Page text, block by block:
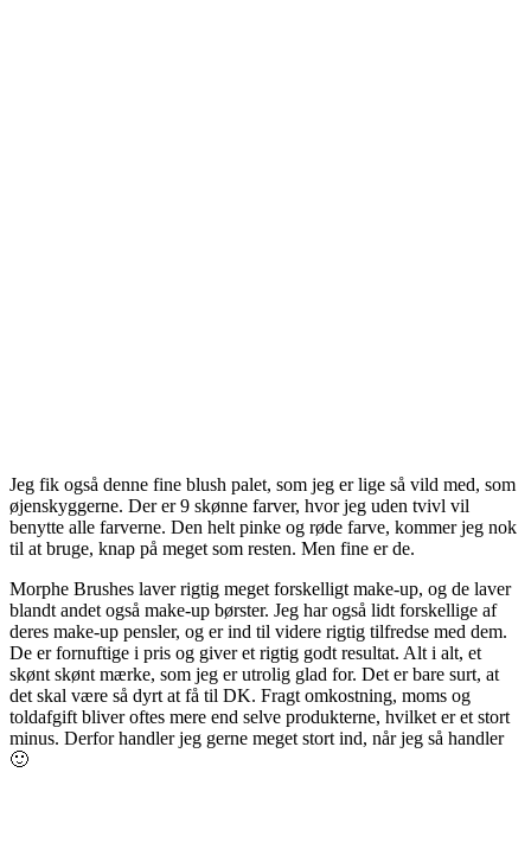
Jeg fik også denne fine blush palet, som jeg er lige så vild med, som
øjenskyggerne. Der er 9 skønne farver, hvor jeg uden tvivl vil
benytte alle farverne. Den helt pinke og røde farve, kommer jeg nok
til at bruge, knap på meget som resten. Men fine er de.
Morphe Brushes laver rigtig meget forskelligt make-up, og de laver
blandt andet også make-up børster. Jeg har også lidt forskellige af
deres make-up pensler, og er ind til videre rigtig tilfredse med dem.
De er fornuftige i pris og giver et rigtig godt resultat. Alt i alt, et
skønt skønt mærke, som jeg er utrolig glad for. Det er bare surt, at
det skal være så dyrt at få til DK. Fragt omkostning, moms og
toldafgift bliver oftes mere end selve produkterne, hvilket er et stort
minus. Derfor handler jeg gerne meget stort ind, når jeg så handler
🙂